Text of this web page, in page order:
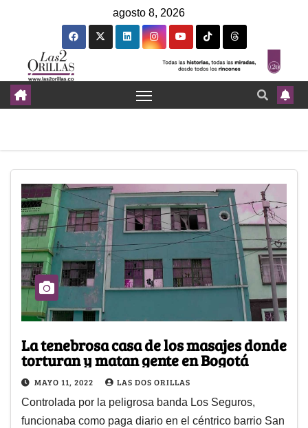
agosto 8, 2026
La tenebrosa casa de los masajes donde
torturan y matan gente en Bogotá
MAYO 11, 2022 LAS DOS ORILLAS
Controlada por la peligrosa banda Los Seguros,
funcionaba como paga diario en el céntrico barrio San